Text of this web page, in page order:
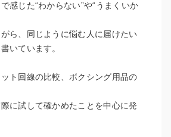
感じた“わからない”や“うまくいか
ら、同じように悩む人に届けたい
いています。
ト回線の比較、ボクシング用品の
に試して確かめたことを中心に発